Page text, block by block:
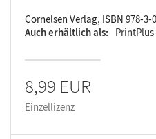
Cornelsen Verlag, ISBN 978-3-
Auch erhältlich als
8,99 EUR
Einzellizenz